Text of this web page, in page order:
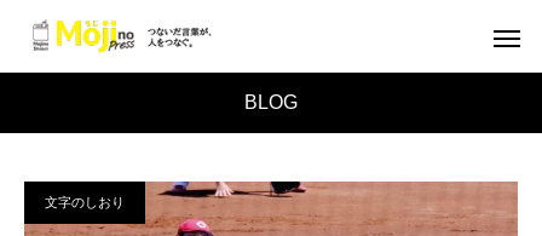
BLOG
文字のしおり